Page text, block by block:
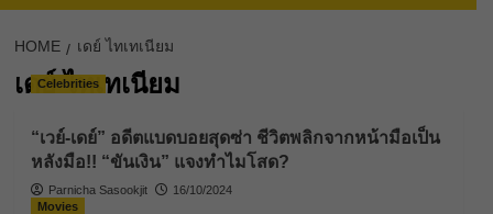
HOME เดย์ ไทเทเนียม
เดย์ ไทเทเนียม
Celebrities
“เวย์-เดย์” อดีตแบดบอยสุดซ่า ชีวิตพลิกจากหน้ามือเป็น
หลังมือ!! “ขันเงิน” แจงทำไมโสด?
Parnicha Sasookjit
16/10/2024
Movies